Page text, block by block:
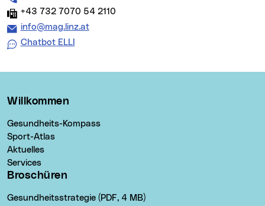
Fax:
+43 732 7070 54 2110
E-Mail Adresse:
info@mag.linz.at
Chatbot ELLI
Willkommen
Gesundheits-Kompass
Sport-Atlas
Aktuelles
Services
Broschüren
Gesundheitsstrategie (PDF, 4 MB)